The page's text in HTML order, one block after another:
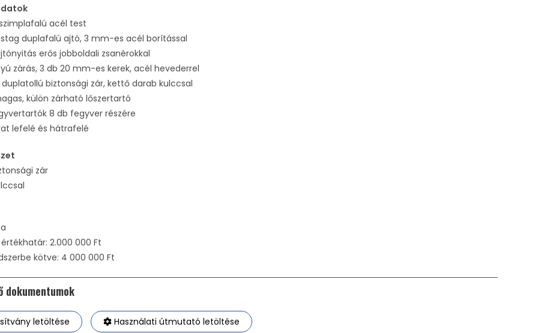
acél test
duplafalú ajtó, 3 mm-es acél borítással
erős jobboldali zsanérokkal
zárás, 3 db 20 mm-es kerek, acél hevederrel
biztonsági zár, kettő darab kulccsal
külön zárható lőszertartó
8 db fegyver részére
lefelé és hátrafelé
zár
2.000 000 Ft
kötve: 4 000 000 Ft
dokumentumok
letöltése Használati útmutató letöltése